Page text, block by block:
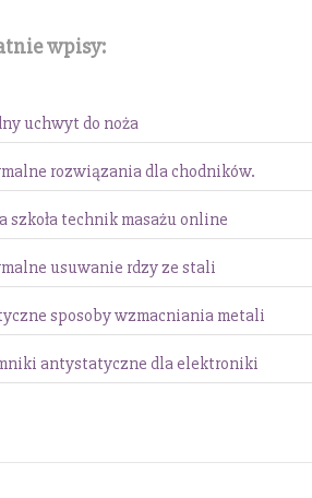
wpisy:
uchwyt do noża
rozwiązania dla chodników.
szkoła technik masażu online
usuwanie rdzy ze stali
sposoby wzmacniania metali
antystatyczne dla elektroniki